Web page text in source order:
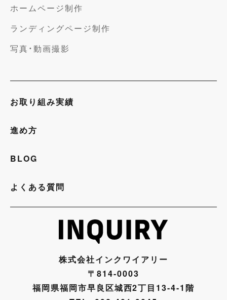
ホームページ制作
ランディングページ制作
写真・動画撮影
お取り組み実績
進め方
BLOG
よくある質問
株式会社インクワイアリー
〒814-0003
福岡県福岡市早良区城西2丁目13-4-1階